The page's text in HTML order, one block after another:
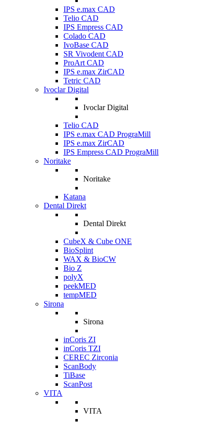
IPS e.max CAD
Telio CAD
IPS Empress CAD
Colado CAD
IvoBase CAD
SR Vivodent CAD
ProArt CAD
IPS e.max ZirCAD
Tetric CAD
Ivoclar Digital
Ivoclar Digital
Telio CAD
IPS e.max CAD PrograMill
IPS e.max ZirCAD
IPS Empress CAD PrograMill
Noritake
Noritake
Katana
Dental Direkt
Dental Direkt
CubeX & Cube ONE
BioSplint
WAX & BioCW
Bio Z
polyX
peekMED
tempMED
Sirona
Sirona
inCoris ZI
inCoris TZI
CEREC Zirconia
ScanBody
TiBase
ScanPost
VITA
VITA